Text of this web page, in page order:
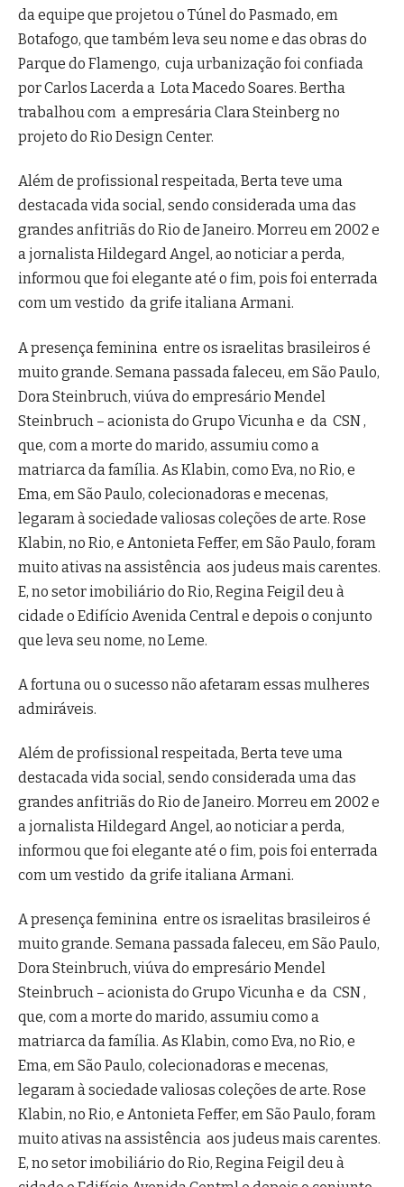
da equipe que projetou o Túnel do Pasmado, em
Botafogo, que também leva seu nome e das obras do
Parque do Flamengo, cuja urbanização foi confiada
por Carlos Lacerda a Lota Macedo Soares. Bertha
trabalhou com a empresária Clara Steinberg no
projeto do Rio Design Center.
Além de profissional respeitada, Berta teve uma
destacada vida social, sendo considerada uma das
grandes anfitriãs do Rio de Janeiro. Morreu em 2002 e
a jornalista Hildegard Angel, ao noticiar a perda,
informou que foi elegante até o fim, pois foi enterrada
com um vestido da grife italiana Armani.
A presença feminina entre os israelitas brasileiros é
muito grande. Semana passada faleceu, em São Paulo,
Dora Steinbruch, viúva do empresário Mendel
Steinbruch – acionista do Grupo Vicunha e da CSN ,
que, com a morte do marido, assumiu como a
matriarca da família. As Klabin, como Eva, no Rio, e
Ema, em São Paulo, colecionadoras e mecenas,
legaram à sociedade valiosas coleções de arte. Rose
Klabin, no Rio, e Antonieta Feffer, em São Paulo, foram
muito ativas na assistência aos judeus mais carentes.
E, no setor imobiliário do Rio, Regina Feigil deu à
cidade o Edifício Avenida Central e depois o conjunto
que leva seu nome, no Leme.
A fortuna ou o sucesso não afetaram essas mulheres
admiráveis.
Além de profissional respeitada, Berta teve uma
destacada vida social, sendo considerada uma das
grandes anfitriãs do Rio de Janeiro. Morreu em 2002 e
a jornalista Hildegard Angel, ao noticiar a perda,
informou que foi elegante até o fim, pois foi enterrada
com um vestido da grife italiana Armani.
A presença feminina entre os israelitas brasileiros é
muito grande. Semana passada faleceu, em São Paulo,
Dora Steinbruch, viúva do empresário Mendel
Steinbruch – acionista do Grupo Vicunha e da CSN ,
que, com a morte do marido, assumiu como a
matriarca da família. As Klabin, como Eva, no Rio, e
Ema, em São Paulo, colecionadoras e mecenas,
legaram à sociedade valiosas coleções de arte. Rose
Klabin, no Rio, e Antonieta Feffer, em São Paulo, foram
muito ativas na assistência aos judeus mais carentes.
E, no setor imobiliário do Rio, Regina Feigil deu à